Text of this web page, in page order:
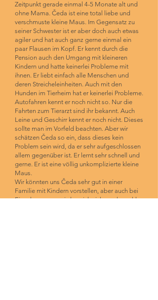
Zeitpunkt gerade einmal 4-5 Monate alt und
ohne Mama. Čeda ist eine total liebe und
verschmuste kleine Maus. Im Gegensatz zu
seiner Schwester ist er aber doch auch etwas
agiler und hat auch ganz gerne einmal ein
paar Flausen im Kopf. Er kennt durch die
Pension auch den Umgang mit kleineren
Kindern und hatte keinerlei Probleme mit
ihnen. Er liebt einfach alle Menschen und
deren Streicheleinheiten. Auch mit den
Hunden im Tierheim hat er keinerlei Probleme.
Autofahren kennt er noch nicht so. Nur die
Fahrten zum Tierarzt sind ihr bekannt. Auch
Leine und Geschirr kennt er noch nicht. Dieses
sollte man im Vorfeld beachten. Aber wir
schätzen Čeda so ein, dass dieses kein
Problem sein wird, da er sehr aufgeschlossen
allem gegenüber ist. Er lernt sehr schnell und
gerne. Er ist eine völlig unkomplizierte kleine
Maus.
Wir könnten uns Čeda sehr gut in einer
Familie mit Kindern vorstellen, aber auch bei
Einzelpersonen wird er sich sicher sehr wohl